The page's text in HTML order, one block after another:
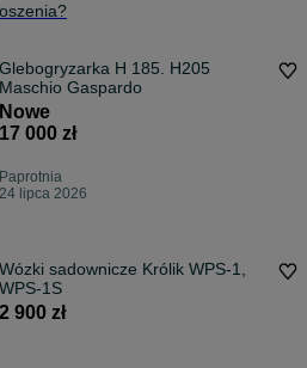
Glebogryzarka H 185. H205
Maschio Gaspardo
Nowe
17 000 zł
Paprotnia
24 lipca 2026
Wózki sadownicze Królik WPS-1,
WPS-1S
2 900 zł